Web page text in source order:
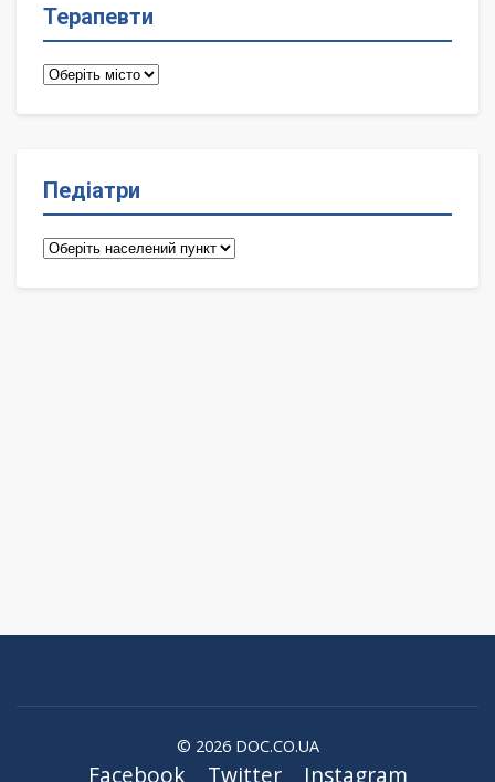
Терапевти
Терапевти
Педіатри
Педіатри
© 2026 DOC.CO.UA
Facebook Twitter Instagram